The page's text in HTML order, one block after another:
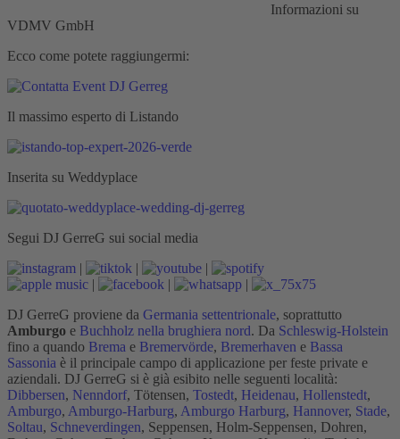
Informazioni su
VDMV GmbH
Ecco come potete raggiungermi:
Il massimo esperto di Listando
Inserita su Weddyplace
Segui DJ GerreG sui social media
|
|
|
|
|
|
DJ GerreG proviene da Germania settentrionale, soprattutto
Amburgo e Buchholz nella brughiera nord. Da Schleswig-Holstein
fino a quando Brema e Bremervörde, Bremerhaven e Bassa
Sassonia è il principale campo di applicazione per feste private e
aziendali. DJ GerreG si è già esibito nelle seguenti località:
Dibbersen, Nenndorf, Tötensen, Tostedt, Heidenau, Hollenstedt,
Amburgo, Amburgo-Harburg, Amburgo Harburg, Hannover, Stade,
Soltau, Schneverdingen, Seppensen, Holm-Seppensen, Dohren,